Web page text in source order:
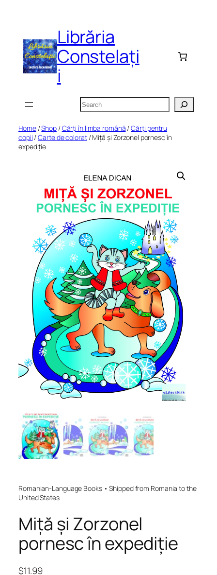
Librăria
Constelați
i
Search
Home/Shop/Cărți în limba română /Cărți pentru
copii /Carte de colorat/ Miță și Zorzonel pornesc în
expediție
Romanian-Language Books • Shipped from Romania to the
United States
Miță și Zorzonel
pornesc în expediție
$11.99